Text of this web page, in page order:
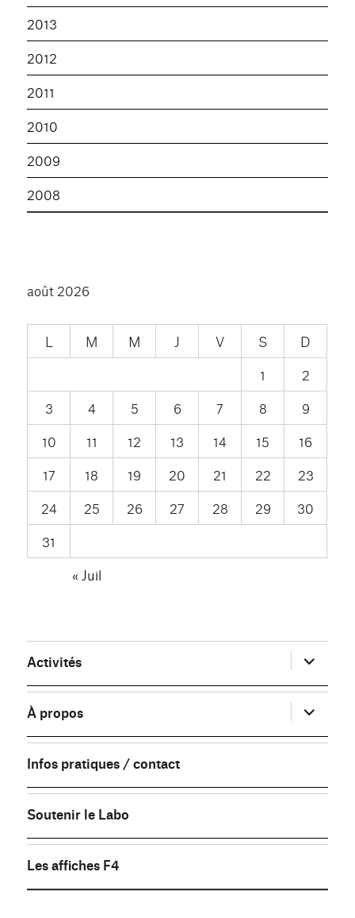
2013
2012
2011
2010
2009
2008
août 2026
L M M J V S
D
1
2
3
4 5 6 7 8
9
10
11 12 13 14 15
16
17
18 19 20 21 22
23
24
25 26 27 28 29
30
31
« Juil
Activités ouvrir
le
sous-
menu
À propos
ouvrir
le
sous-
menu
Infos pratiques / contact
Soutenir le Labo
Les affiches F4